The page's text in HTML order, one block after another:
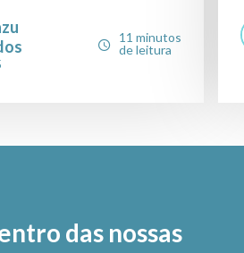
11 minutos
de leitura
das nossas